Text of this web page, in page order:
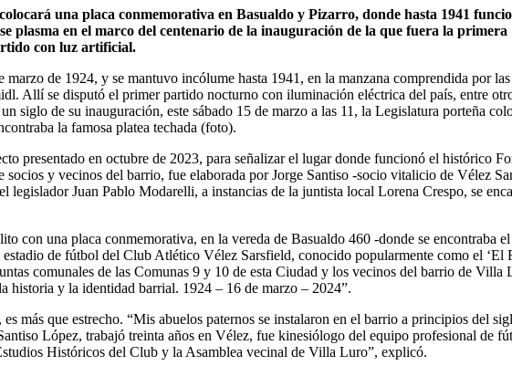
una placa conmemorativa en Basualdo y Pizarro, donde hasta 1941
plasma en el marco del centenario de la inauguración de la que fuera la primera
con luz artificial.
de 1924, y se mantuvo incólume hasta 1941, en la manzana comprendida por
Allí se disputó el primer partido nocturno con iluminación eléctrica del país, entre
siglo de su inauguración, este sábado 15 de marzo a las 11, la Legislatura porteña
la famosa platea techada (foto).
presentado en octubre de 2023, para señalizar el lugar donde funcionó el histórico
y vecinos del barrio, fue elaborada por Jorge Santiso -socio vitalicio de Vélez
Juan Pablo Modarelli, a instancias de la juntista local Lorena Crespo, se
con una placa conmemorativa, en la vereda de Basualdo 460 -donde se encontraba el
de fútbol del Club Atlético Vélez Sarsfield, conocido popularmente como el ‘El
comunales de las Comunas 9 y 10 de esta Ciudad y los vecinos del barrio de Villa
historia y la identidad barrial. 1924 – 16 de marzo – 2024”.
más que estrecho. “Mis abuelos paternos se instalaron en el barrio a principios del
López, trabajó treinta años en Vélez, fue kinesiólogo del equipo profesional de
Históricos del Club y la Asamblea vecinal de Villa Luro”, explicó.